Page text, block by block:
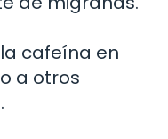
cafeína en
a otros